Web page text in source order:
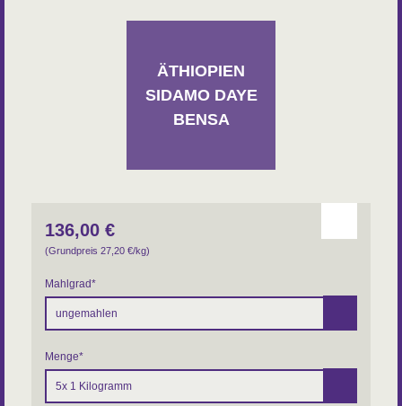
Aufbereitung: washed
ÄTHIOPIEN
SIDAMO DAYE
BENSA
136,00 €
(Grundpreis 27,20 €/kg)
Mahlgrad*
Menge*